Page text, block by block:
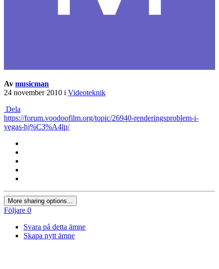
Av musicman
24 november 2010 i Videoteknik
Dela
https://forum.voodoofilm.org/topic/26940-renderingsproblem-i-
vegas-hj%C3%A4lp/
More sharing options...
Följare 0
Svara på detta ämne
Skapa nytt ämne